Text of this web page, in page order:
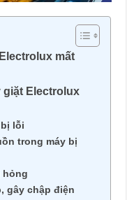
mất
giặt Electrolux
lỗi
trong máy bị
hỏng
gây chập điện